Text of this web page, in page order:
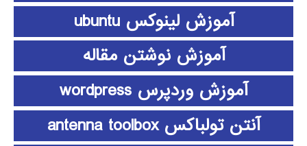
آموزش لینوکس ubuntu
آموزش نوشتن مقاله
آموزش وردپرس wordpress
آنتن تولباکس antenna toolbox